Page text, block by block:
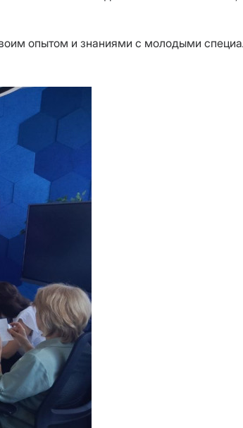
опытом и знаниями с молодыми